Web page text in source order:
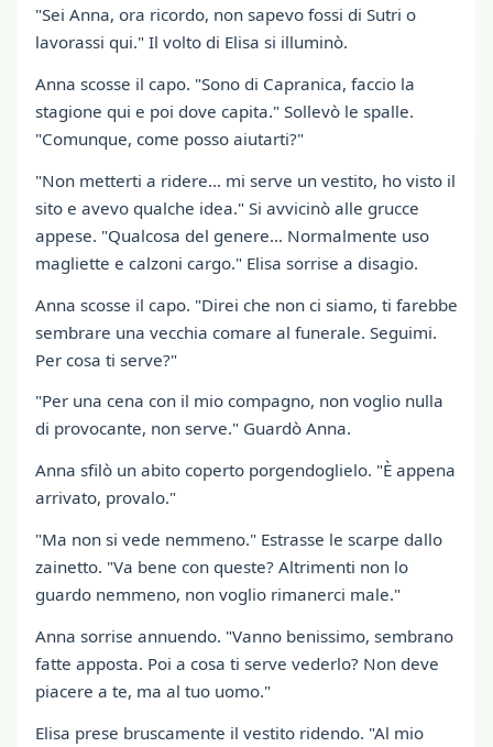
"Sei Anna, ora ricordo, non sapevo fossi di Sutri o
lavorassi qui." Il volto di Elisa si illuminò.
Anna scosse il capo. "Sono di Capranica, faccio la
stagione qui e poi dove capita." Sollevò le spalle.
"Comunque, come posso aiutarti?"
"Non metterti a ridere… mi serve un vestito, ho visto il
sito e avevo qualche idea." Si avvicinò alle grucce
appese. "Qualcosa del genere… Normalmente uso
magliette e calzoni cargo." Elisa sorrise a disagio.
Anna scosse il capo. "Direi che non ci siamo, ti farebbe
sembrare una vecchia comare al funerale. Seguimi.
Per cosa ti serve?"
"Per una cena con il mio compagno, non voglio nulla
di provocante, non serve." Guardò Anna.
Anna sfilò un abito coperto porgendoglielo. "È appena
arrivato, provalo."
"Ma non si vede nemmeno." Estrasse le scarpe dallo
zainetto. "Va bene con queste? Altrimenti non lo
guardo nemmeno, non voglio rimanerci male."
Anna sorrise annuendo. "Vanno benissimo, sembrano
fatte apposta. Poi a cosa ti serve vederlo? Non deve
piacere a te, ma al tuo uomo."
Elisa prese bruscamente il vestito ridendo. "Al mio